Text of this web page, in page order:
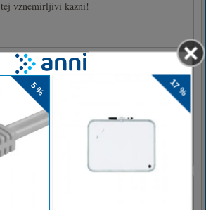
tej vznemirljivi kazni!
Tovornjak apokalipse
Apocalypse Truck je zabavna vozniška igra,
kjer lahko upravljate tovornjak v svetu,
polnem zombijev! Igrajte Apocalypse Truck
zdaj za odlično zabavno izkušnjo!AD puščice
levo desno za nadzor tovornjaka W ali puščica
navzgor za skok